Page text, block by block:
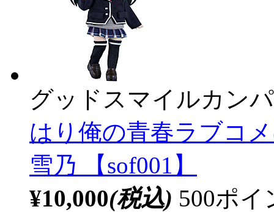
グッドスマイルカン
はり俺の青春ラブコ
雪乃 【sof001】
¥10,000(税込) 500ポ